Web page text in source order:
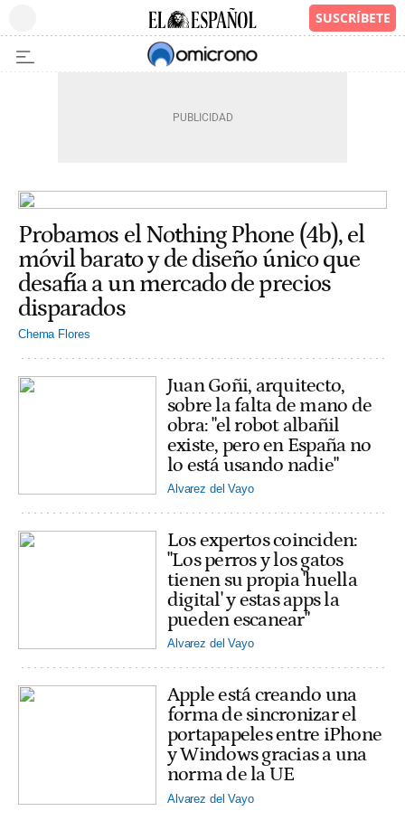
Probamos el Nothing Phone (4b), el
móvil barato y de diseño único que
desafía a un mercado de precios
disparados
Chema Flores
Juan Goñi, arquitecto,
sobre la falta de mano de
obra: "el robot albañil
existe, pero en España no
lo está usando nadie"
Alvarez del Vayo
Los expertos coinciden:
"Los perros y los gatos
tienen su propia 'huella
digital' y estas apps la
pueden escanear"
Alvarez del Vayo
Apple está creando una
forma de sincronizar el
portapapeles entre iPhone
y Windows gracias a una
norma de la UE
Alvarez del Vayo